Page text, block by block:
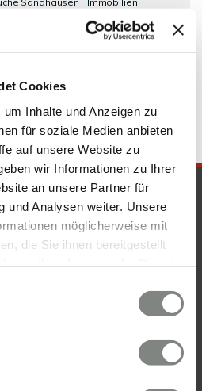
Cookies
Inhalte und Anzeigen zu
für soziale Medien anbieten
auf unsere Website zu
wir Informationen zu Ihrer
an unsere Partner für
und Analysen weiter. Unsere
möglicherweise mit
die Sie ihnen bereitgestellt
Webseite weiterhin nutzen.
Sandhausen
Wohnung
Immo Sandhausen
& KOMPETENZ